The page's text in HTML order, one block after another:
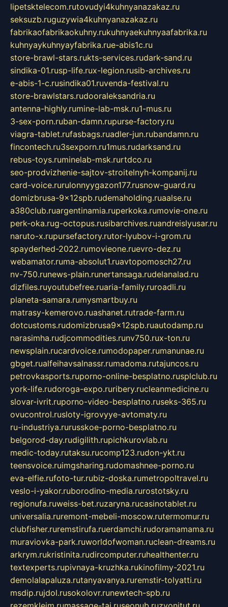
lipetsktelecom.rutovudyi4kuhnyanazakaz.ru
seksuzb.ruguzywia4kuhnyanazakaz.ru
fabrikaofabrikaokuhny.rukuhnyaekuhnyaafabrika.ru
kuhnyaykuhnyayfabrika.rue-abis1c.ru
store-brawl-stars.rukts-services.rudark-sand.ru
sindika-01.rusp-life.rux-legion.rusib-archives.ru
e-abis-1-c.rusindika01.ruvenda-festival.ru
store-brawlstars.rudooraleksandria.ru
antenna-highly.rumine-lab-msk.ru1-mus.ru
3-sex-porn.ruban-damn.rupurse-factory.ru
viagra-tablet.rufasbags.ruadler-jun.rubandamn.ru
fincontech.ru3sexporn.ru1mus.rudarksand.ru
rebus-toys.ruminelab-msk.rurtdco.ru
seo-prodvizhenie-sajtov-stroitelnyh-kompanij.ru
card-voice.rurulonnyygazon177.rusnow-guard.ru
domizbrusa-9x12spb.rudemaholding.ruaalse.ru
a380club.ruargentinamia.ruperkoka.rumovie-one.ru
perk-oka.rug-octopus.rusibarchives.ruandreislyusar.ru
naruto-x.rupursefactory.rutor-lyubov-i-grom.ru
spayderhed-2022.rumovieone.ruevro-dez.ru
webamator.ruma-absolut1.ruavtopomosch27.ru
nv-750.runews-plain.runertansaga.rudelanalad.ru
dizfiles.ruyoutubefree.ruaria-family.ruroadli.ru
planeta-samara.rumysmartbuy.ru
matrasy-kemerovo.ruashanet.rutrade-farm.ru
dotcustoms.rudomizbrusa9x12spb.ruautodamp.ru
narasimha.rudjcommodities.runv750.rux-ton.ru
newsplain.rucardvoice.rumodopaper.rumanunae.ru
gbget.rualfeihavsalnassr.rumadoma.rutajuncos.ru
petrovkasports.ruporno-online-besplatno.rusplclub.ru
york-life.rudoroga-expo.ruribery.rucleanmedicine.ru
slovar-ivrit.ruporno-video-besplatno.ruseks-365.ru
ovucontrol.rusloty-igrovyye-avtomaty.ru
ru-industriya.rurusskoe-porno-besplatno.ru
belgorod-day.rudigilith.rupichkurovlab.ru
medic-today.rutaksu.rucomp123.rudon-ykt.ru
teensvoice.ruimgsharing.rudomashnee-porno.ru
eva-elfie.rufoto-tur.rubiz-doska.rumetropoltravel.ru
veslo-i-yakor.ruborodino-media.rurostotsky.ru
regionufa.ruweiss-bet.ruzaryna.rucasinotablet.ru
universalia.ruremont-mebeli-moscow.rutermomur.ru
clubfisher.ruremstirufa.ruerdamchi.rudoramamama.ru
muraviovka-park.ruworldofwoman.ruclean-dreams.ru
arkrym.rukristinita.rudircomputer.ruhealthenter.ru
textexperts.rupivnaya-kruzhka.rukinofilmy-2021.ru
demolalapaluza.rutanyavanya.ruremstir-tolyatti.ru
msdip.rujdol.rusokolovr.runewtech-spb.ru